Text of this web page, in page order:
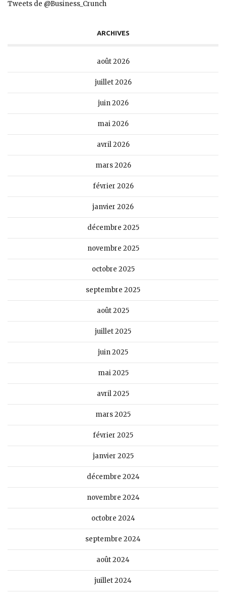
Tweets de @Business_Crunch
ARCHIVES
août 2026
juillet 2026
juin 2026
mai 2026
avril 2026
mars 2026
février 2026
janvier 2026
décembre 2025
novembre 2025
octobre 2025
septembre 2025
août 2025
juillet 2025
juin 2025
mai 2025
avril 2025
mars 2025
février 2025
janvier 2025
décembre 2024
novembre 2024
octobre 2024
septembre 2024
août 2024
juillet 2024